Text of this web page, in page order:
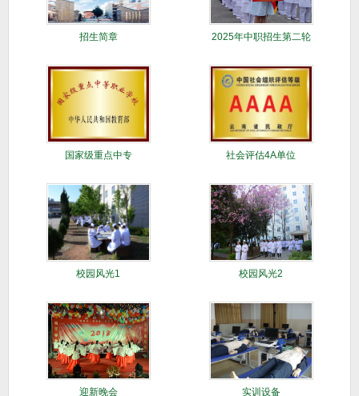
招生简章 2025年中职招生第二轮
国家级重点中专 社会评估4A单位
校园风光1 校园风光2
迎新晚会 实训设备